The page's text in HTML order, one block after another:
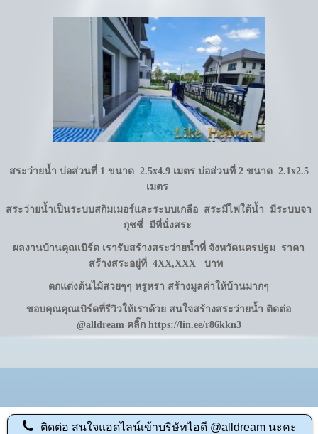
สระว่ายน้ำ บ่อส่วนที่ 1 ขนาด 2.5x4.9 เมตร บ่อส่วนที่ 2 ขนาด 2.1x2.5
เมตร
สระว่ายน้ำเป็นระบบสกิมเมอร์และระบบเกลือ สระมีไฟใต้น้ำ มีระบบจา
กุชชี่ มีที่นั่งสระ
ผลงานบ้านคุณเบิร์ด เรารับสร้างสระว่ายน้ำที่ จังหวัดนครปฐม ราคา
สร้างสระอยู่ที่ 4XX,XXX บาท
ตกแต่งต้นไม้สวยๆๆ หรูหรา สร้างมูลค่าให้บ้านมากๆ
ขอบคุณคุณเบิร์ดที่รีวิวให้เราด้วย สนใจสร้างสระว่ายน้ำ ติดต่อ
@alldream คลิ๊ก https://lin.ee/r86kkn3
ติดต่อ สนใจแอดไลน์เข้าบริษัทไอดี @alldream นะคะ